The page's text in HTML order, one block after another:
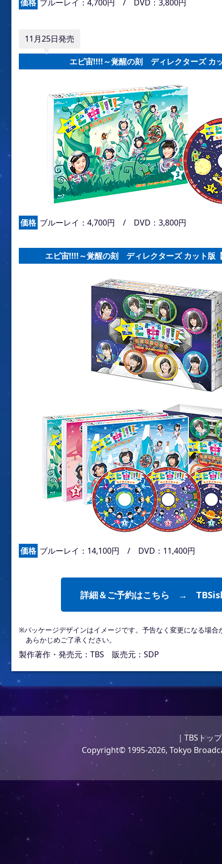
価格 ブルーレイ：4,700円 / DVD：3,800円
11月25日発売
エビ宙!!!!～覚醒の刻 ディレクターズ カ
価格 ブルーレイ：4,700円 / DVD：3,800円
エビ宙!!!!～覚醒の刻 ディレクターズ カット版
価格 ブルーレイ：14,100円 / DVD：11,400円
詳細＆ご予約はこちら →
※パッケージデザインはイメージです。予告なく変更になる場合
あらかじめご了承ください。
製作著作・発売元：TBS 販売元：SDP
｜ TBSトッ
Copyright© 1995-2026, Tokyo